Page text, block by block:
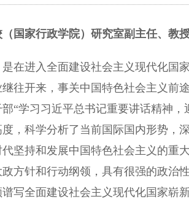
国家行政学院）研究室副主任、教授
进入全面建设社会主义现代化国
往开来，事关中国特色社会主义前
“学习习近平总书记重要讲话精神
，科学分析了当前国际国内形势，
坚持和发展中国特色社会主义的重
方针和行动纲领，具有很强的政治
写全面建设社会主义现代化国家崭